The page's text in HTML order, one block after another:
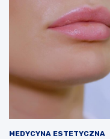
MEDYCYNA ESTETYCZNA